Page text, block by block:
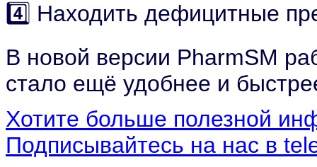
4️⃣ Находить дефицитные
В новой версии PharmSM
стало ещё удобнее и
Хотите больше полезной
Подписывайтесь на нас в